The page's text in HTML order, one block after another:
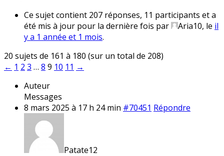
Ce sujet contient 207 réponses, 11 participants et a
été mis à jour pour la dernière fois par
Aria10, le il
y a 1 année et 1 mois.
20 sujets de 161 à 180 (sur un total de 208)
← 1 2 3 … 8 9 10 11 →
Auteur
Messages
8 mars 2025 à 17 h 24 min #70451 Répondre
Patate12